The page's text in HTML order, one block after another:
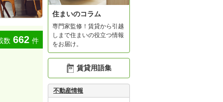
数 662 件
住まいのコラム
専門家監修！賃貸から引越
しまで住まいの役立つ情報
をお届け。
賃貸用語集
不動産情報